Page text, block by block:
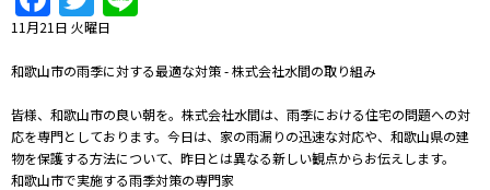
11月21日 火曜日
和歌山市の雨季に対する最適な対策 - 株式会社水間の取り組み
皆様、和歌山市の良い朝を。株式会社水間は、雨季における住宅の問題への対
応を専門としております。今日は、家の雨漏りの迅速な対応や、和歌山県の建
物を保護する方法について、昨日とは異なる新しい観点からお伝えします。
和歌山市で実施する雨季対策の専門家